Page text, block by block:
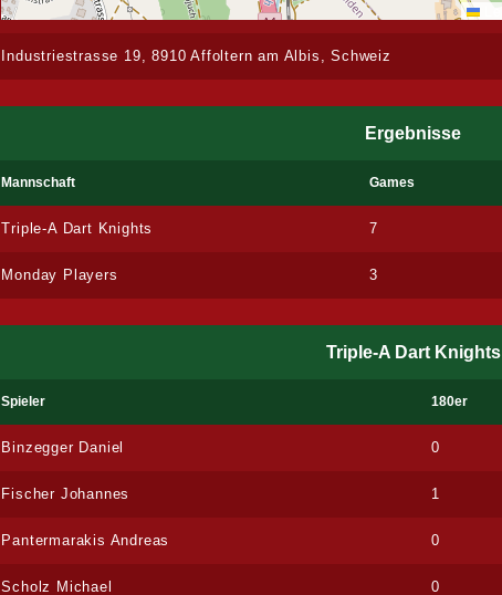
Industriestrasse 19, 8910 Affoltern am Albis, Schweiz
Ergebnisse
Mannschaft Games
Triple-A Dart Knights 7
Monday Players 3
Triple-A Dart Knights
Spieler 180er
Binzegger Daniel 0
Fischer Johannes 1
Pantermarakis Andreas 0
Scholz Michael 0